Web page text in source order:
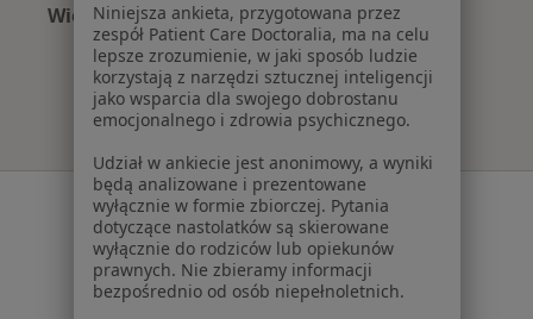
Więcej (15)
Więcej w kategorii: Najczęście leczone
Serwis
Regulamin
Polityka prywatności pacjentów
Polityka prywatności profesjonalistów
Niniejsza ankieta, przygotowana przez
zespół Patient Care Doctoralia, ma na celu
lepsze zrozumienie, w jaki sposób ludzie
korzystają z narzędzi sztucznej inteligencji
jako wsparcia dla swojego dobrostanu
emocjonalnego i zdrowia psychicznego.
Udział w ankiecie jest anonimowy, a wyniki
będą analizowane i prezentowane
wyłącznie w formie zbiorczej. Pytania
dotyczące nastolatków są skierowane
wyłącznie do rodziców lub opiekunów
prawnych. Nie zbieramy informacji
bezpośrednio od osób niepełnoletnich.